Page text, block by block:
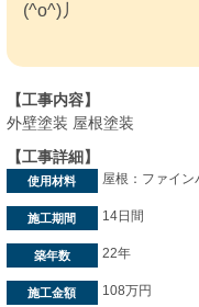
(^o^)丿
【工事内容】
外壁塗装 屋根塗装
【工事詳細】
使用材料 屋根：ファイ
施工期間 14日間
築年数 22年
施工金額 108万円